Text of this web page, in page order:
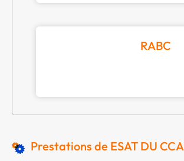
RABC
Prestations de ESAT DU